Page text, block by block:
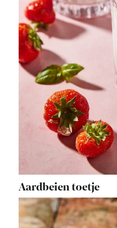
Aardbeien toetje